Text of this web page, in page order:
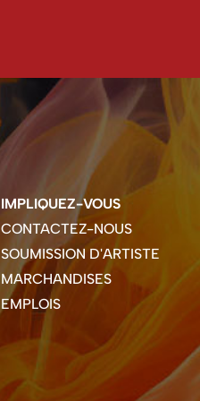
IMPLIQUEZ-VOUS
CONTACTEZ-NOUS
SOUMISSION D'ARTISTE
MARCHANDISES
EMPLOIS